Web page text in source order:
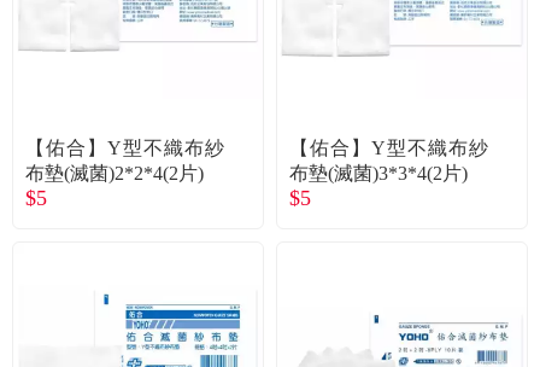
【佑合】Y型不織布紗
布墊(滅菌)2*2*4(2片)
$5
【佑合】Y型不織布紗
布墊(滅菌)3*3*4(2片)
$5